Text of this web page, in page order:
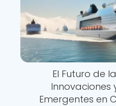
El Futuro de
Innovaciones
Emergentes en